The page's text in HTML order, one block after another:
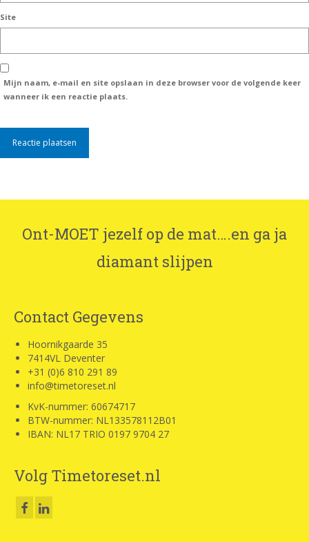
Site
Mijn naam, e-mail en site opslaan in deze browser voor de volgende keer
wanneer ik een reactie plaats.
Ont-MOET jezelf op de mat….en ga ja
diamant slijpen
Contact Gegevens
Hoornikgaarde 35
7414VL Deventer
+31 (0)6 810 291 89
info@timetoreset.nl
KvK-nummer: 60674717
BTW-nummer: NL133578112B01
IBAN: NL17 TRIO 0197 9704 27
Volg Timetoreset.nl